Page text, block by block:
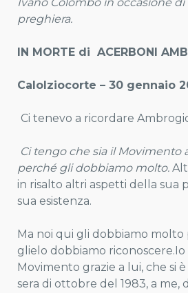
preghiera.
IN MORTE di ACERBONI
Calolziocorte – 30 gennaio
Ci tenevo a ricordare
Ci tengo che sia il Movimento
perché glidobbiamo molto.
in risalto altri aspetti della sua
sua esistenza.
Ma noi qui gli dobbiamo molto
glielo dobbiamo riconoscere.Io
Movimento grazie a lui, che si
sera di ottobre del 1983, a me,